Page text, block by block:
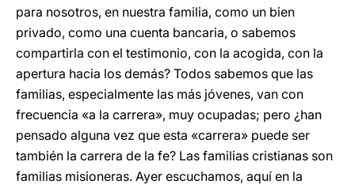
para nosotros, en nuestra familia, como un bien
privado, como una cuenta bancaria, o sabemos
compartirla con el testimonio, con la acogida, con la
apertura hacia los demás? Todos sabemos que las
familias, especialmente las más jóvenes, van con
frecuencia «a la carrera», muy ocupadas; pero ¿han
pensado alguna vez que esta «carrera» puede ser
también la carrera de la fe? Las familias cristianas son
familias misioneras. Ayer escuchamos, aquí en la